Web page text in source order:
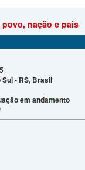
nação e pais
- RS, Brasil
em andamento